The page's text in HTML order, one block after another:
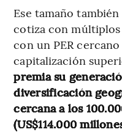
Ese tamaño
cotiza con múltiplos
con un PER cercano
capitalización
premia su
diversificación
cercana a los
(US$114.000